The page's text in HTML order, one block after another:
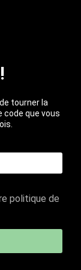
Souscrire
tourner la
code que vous
politique de